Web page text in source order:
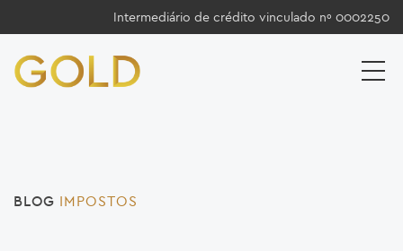
Intermediário de crédito vinculado nº 0002250
BLOG IMPOSTOS